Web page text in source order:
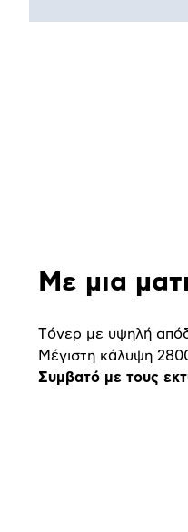
Με μια
Tόνερ με υψηλή
Mέγιστη κάλυψη
Συμβατό με τους